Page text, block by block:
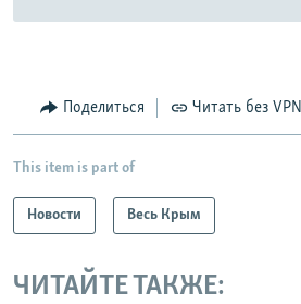
Поделиться Читать без VPN
This item is part of
Новости Весь Крым
ЧИТАЙТЕ ТАКЖЕ: